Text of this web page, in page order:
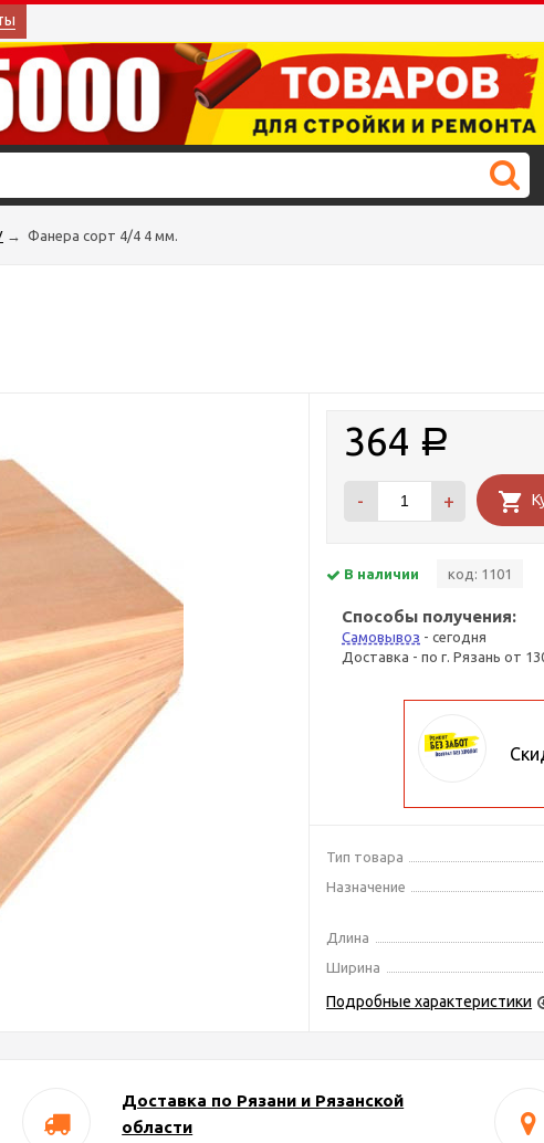
→ Фанера сорт 4/4 4 мм.
364 Р
- +
В наличии код: 1101
Способы получения:
Самовывоз - сегодня
Доставка - по г. Рязань от
Тип товара
Назначение
Длина
Ширина
Подробные характеристики
Доставка по Рязани и Рязанской
области